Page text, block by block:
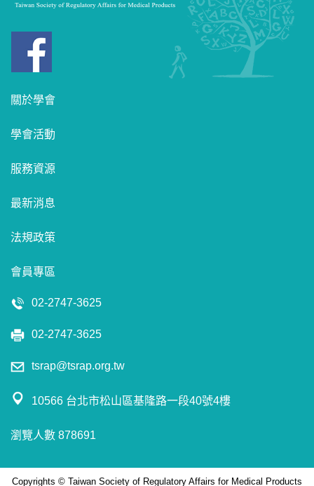
關於學會
學會活動
服務資源
最新消息
法規政策
會員專區
02-2747-3625
02-2747-3625
tsrap@tsrap.org.tw
10566 台北市松山區基隆路一段40號4樓
瀏覽人數 878691
Copyrights © Taiwan Society of Regulatory Affairs for Medical Products